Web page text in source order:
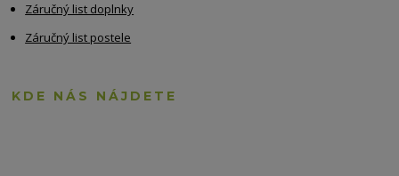
Záručný list doplnky
Záručný list postele
KDE NÁS NÁJDETE